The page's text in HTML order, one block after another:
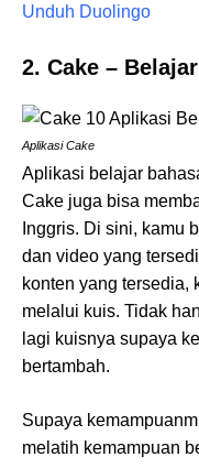
Unduh Duolingo
2. Cake –
Aplikasi Cake
Aplikasi belajar
Cake juga bisa
Inggris. Di sini, kamu
dan video yang
konten yang tersedia,
melalui kuis. Tidak
lagi kuisnya supaya
bertambah.
Supaya
melatih kemampuan